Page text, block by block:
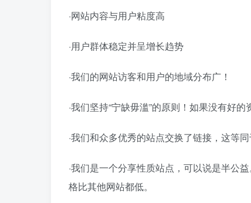
·网站内容与用户粘度高
·用户群体稳定并呈增长趋势
·我们的网站访客和用户的地域分布广！
·我们坚持“宁缺毋滥”的原则！如果没有好的
·我们和众多优秀的站点交换了链接，这等
·我们是一个分享性质站点，可以说是半公
格比其他网站都低。